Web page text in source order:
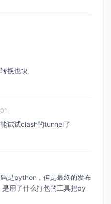
换也快
试试clash的tunnel了
是python，但是最终的发布
用了什么打包的工具把py